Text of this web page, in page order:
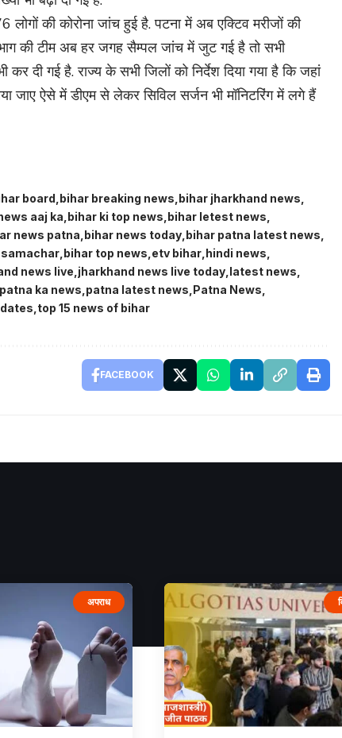
की कोरोना जांच हुई है. पटना में अब एक्टिव मरीजों की
की टीम अब हर जगह सैम्पल जांच में जुट गई है तो सभी
दी गई है. राज्य के सभी जिलों को निर्देश दिया गया है कि जहां
जाए ऐसे में डीएम से लेकर सिविल सर्जन भी मॉनिटरिंग में लगे हैं
board bihar breaking news bihar jharkhand news
aaj ka bihar ki top news bihar letest news
news patna bihar news today bihar patna latest news
bihar top news etv bihar hindi news
news live jharkhand news live today latest news
patna ka news patna latest news Patna News
top 15 news of bihar
FACEBOOK
अपराध